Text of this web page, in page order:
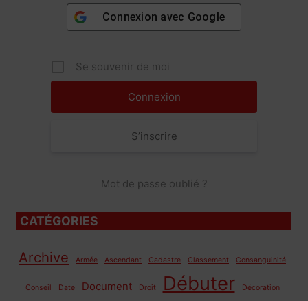
Connexion avec Google
Se souvenir de moi
S’inscrire
Mot de passe oublié ?
CATÉGORIES
Archive Armée Ascendant Cadastre Classement Consanguinité
Conseil Date Document Droit Débuter Décoration